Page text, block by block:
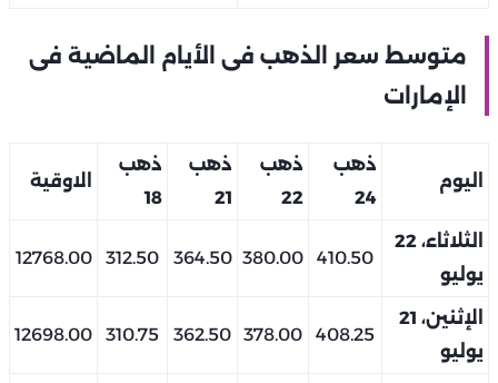
متوسط سعر الذهب فى الأيام الماضية فى
الإمارات
اليوم
ذهب
24
ذهب
22
ذهب
21
ذهب
18
الاوقية
الثلاثاء، 22
يوليو
410.50
380.00
364.50
312.50
12768.00
الإثنين، 21
يوليو
408.25
378.00
362.50
310.75
12698.00